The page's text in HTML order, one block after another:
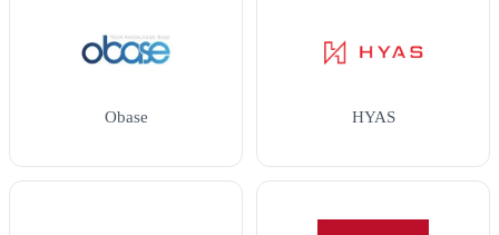
Obase HYAS